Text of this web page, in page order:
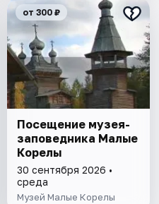
от 300 ₽
Посещение музея-
заповедника Малые
Корелы
30 сентября 2026 •
среда
Музей Малые Корелы